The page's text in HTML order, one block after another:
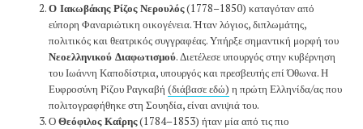
Ο Ιακωβάκης Ρίζος Νερουλός(1778–1850) καταγόταν από
εύπορη Φαναριώτικη οικογένεια. Ήταν λόγιος, διπλωμάτης,
πολιτικός και θεατρικός συγγραφέας. Υπήρξε σημαντική μορφή του
Νεοελληνικού Διαφωτισμού. Διετέλεσε υπουργός στην κυβέρνηση
του Ιωάννη Καποδίστρια, υπουργός και πρεσβευτής επί Όθωνα. Η
Ευφροσύνη Ρίζου Ραγκαβή (διάβασε εδώ) η πρώτη Ελληνίδα/ας που
πολιτογραφήθηκε στη Σουηδία, είναι ανιψιά του.
ΟΘεόφιλος Καΐρης(1784–1853) ήταν μία από τις πιο